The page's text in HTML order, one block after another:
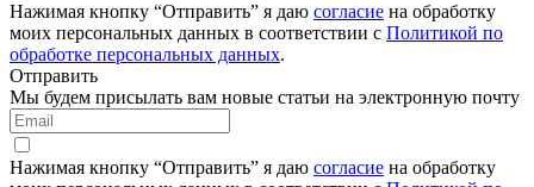
Нажимая кнопку “Отправить” я даю согласие на обработку
моих персональных данных в соответствии с Политикой по
обработке персональных данных.
Отправить
Мы будем присылать вам новые статьи на электронную почту
Нажимая кнопку “Отправить” я даю согласие на обработку